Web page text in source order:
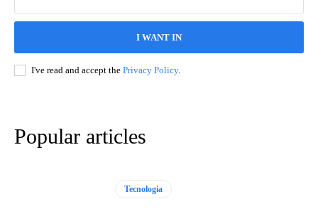
I WANT IN
I've read and accept the Privacy Policy.
Popular articles
Tecnologia